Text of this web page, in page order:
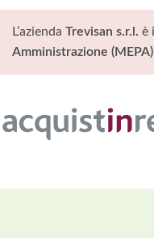
L’azienda Trevisan s.r.l. è
Amministrazione (MEPA)